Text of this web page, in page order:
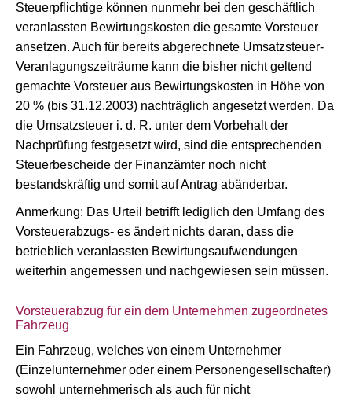
Steuerpflichtige können nunmehr bei den geschäftlich
veranlassten Bewirtungskosten die gesamte Vorsteuer
ansetzen. Auch für bereits abgerechnete Umsatzsteuer-
Veranlagungszeiträume kann die bisher nicht geltend
gemachte Vorsteuer aus Bewirtungskosten in Höhe von
20 % (bis 31.12.2003) nachträglich angesetzt werden. Da
die Umsatzsteuer i. d. R. unter dem Vorbehalt der
Nachprüfung festgesetzt wird, sind die entsprechenden
Steuerbescheide der Finanzämter noch nicht
bestandskräftig und somit auf Antrag abänderbar.
Anmerkung: Das Urteil betrifft lediglich den Umfang des
Vorsteuerabzugs- es ändert nichts daran, dass die
betrieblich veranlassten Bewirtungsaufwendungen
weiterhin angemessen und nachgewiesen sein müssen.
Vorsteuerabzug für ein dem Unternehmen zugeordnetes
Fahrzeug
Ein Fahrzeug, welches von einem Unternehmer
(Einzelunternehmer oder einem Personengesellschafter)
sowohl unternehmerisch als auch für nicht